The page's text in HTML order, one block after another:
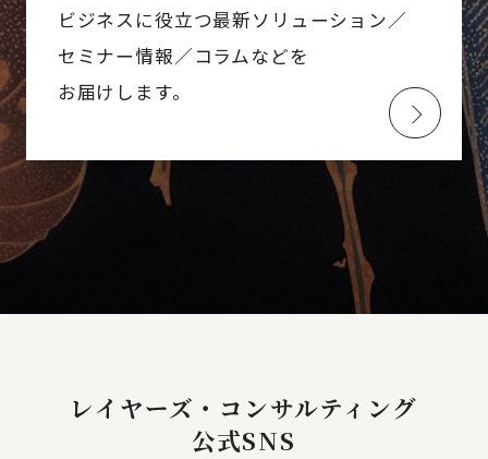
ビジネスに役立つ最新ソリューション／
セミナー情報／コラムなどを
お届けします。
レイヤーズ・コンサルティング
公式SNS